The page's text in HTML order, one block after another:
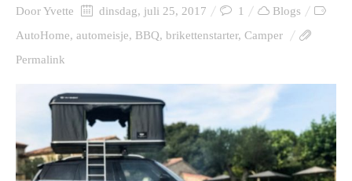
DoorYvette dinsdag, juli 25, 2017 1
Blogs
AutoHome, automeisje, BBQ, brikettenstarter, Camper
Permalink